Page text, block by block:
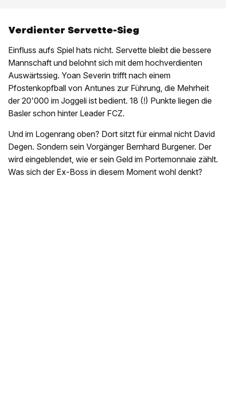
Verdienter Servette-Sieg
Einfluss aufs Spiel hats nicht. Servette bleibt die bessere
Mannschaft und belohnt sich mit dem hochverdienten
Auswärtssieg. Yoan Severin trifft nach einem
Pfostenkopfball von Antunes zur Führung, die Mehrheit
der 20'000 im Joggeli ist bedient. 18 (!) Punkte liegen die
Basler schon hinter Leader FCZ.
Und im Logenrang oben? Dort sitzt für einmal nicht David
Degen. Sondern sein Vorgänger Bernhard Burgener. Der
wird eingeblendet, wie er sein Geld im Portemonnaie zählt.
Was sich der Ex-Boss in diesem Moment wohl denkt?